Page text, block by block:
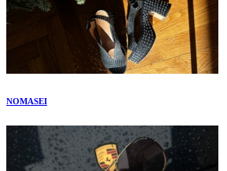
NOMASEI